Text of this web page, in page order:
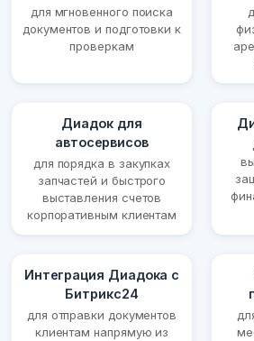
для мгновенного поиска
документов и подготовки к
проверкам
Диадок для
автосервисов
для порядка в закупках
запчастей и быстрого
выставления счетов
корпоративным клиентам
Интеграция Диадока с
Битрикс24
для отправки документов
клиентам напрямую из